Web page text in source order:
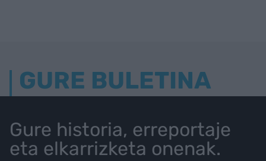
GURE BULETINA
Gure historia, erreportaje
eta elkarrizketa onenak.